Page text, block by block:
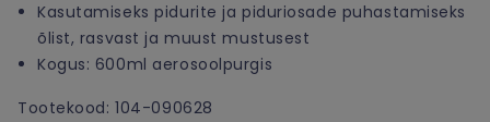
Kasutamiseks pidurite ja piduriosade puhastamiseks
õlist, rasvast ja muust mustusest
Kogus: 600ml aerosoolpurgis
Tootekood: 104-090628